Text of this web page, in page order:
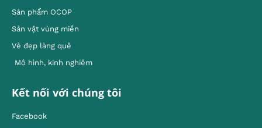
Sản phẩm OCOP
Sản vật vùng miền
Vẻ đẹp làng quê
Mô hình, kinh nghiêm
Kết nối với chúng tôi
Facebook